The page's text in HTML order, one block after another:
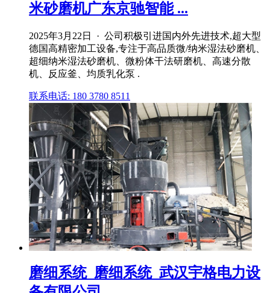
米砂磨机广东京驰智能 ...
2025年3月22日 · 公司积极引进国内外先进技术,超大型
德国高精密加工设备,专注于高品质微/纳米湿法砂磨机、
超细纳米湿法砂磨机、微粉体干法研磨机、高速分散
机、反应釜、均质乳化泵 .
联系电话: 180 3780 8511
磨细系统_磨细系统_武汉宇格电力设